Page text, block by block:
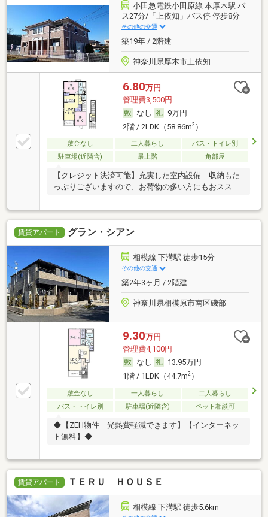
小田急電鉄小田原線 本厚木駅 バ
ス27分/「上依知」バス停 停歩8分
その他の交通
築19年 / 2階建
神奈川県厚木市上依知
6.80万円
管理費3,500円
なし
9万円
2階 / 2LDK（58.86m2）
敷金なし 二人暮らし
バス・トイレ別
駐車場(近隣含)
最上階 角部屋
【クレジット決済可能】充実した室内設備 収納もた
っぷりございますので、お荷物の多い方にもおスス
賃貸アパート グラン・シアン
相模線 下溝駅 徒歩15分
その他の交通
築2年3ヶ月 / 2階建
神奈川県相模原市南区磯部
9.30万円
管理費4,100円
なし
13.95万円
1階 / 1LDK（44.7m2）
敷金なし 一人暮らし
二人暮らし
バス・トイレ別
駐車場(近隣含) ペット相談可
◆【ZEH物件 光熱費軽減できます】【インターネッ
ト無料】◆
賃貸アパート ＴＥＲＵ ＨＯＵＳＥ
相模線 下溝駅 徒歩5.6km